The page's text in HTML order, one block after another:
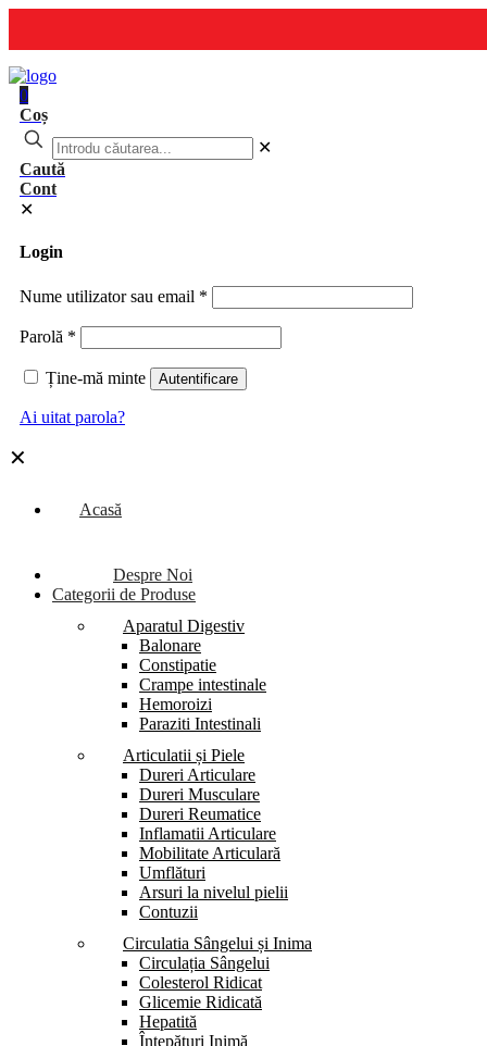
0
Coș
✕
Caută
Cont
✕
Login
Nume utilizator sau email *
Parolă *
Ține-mă minte Autentificare
Ai uitat parola?
✕
Acasă
Despre Noi
Categorii de Produse
Aparatul Digestiv
Balonare
Constipatie
Crampe intestinale
Hemoroizi
Paraziti Intestinali
Articulatii și Piele
Dureri Articulare
Dureri Musculare
Dureri Reumatice
Inflamatii Articulare
Mobilitate Articulară
Umflături
Arsuri la nivelul pielii
Contuzii
Circulatia Sângelui și Inima
Circulația Sângelui
Colesterol Ridicat
Glicemie Ridicată
Hepatită
Înțepături Inimă